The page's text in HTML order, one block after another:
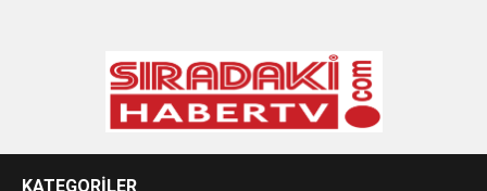
KATEGORİLER